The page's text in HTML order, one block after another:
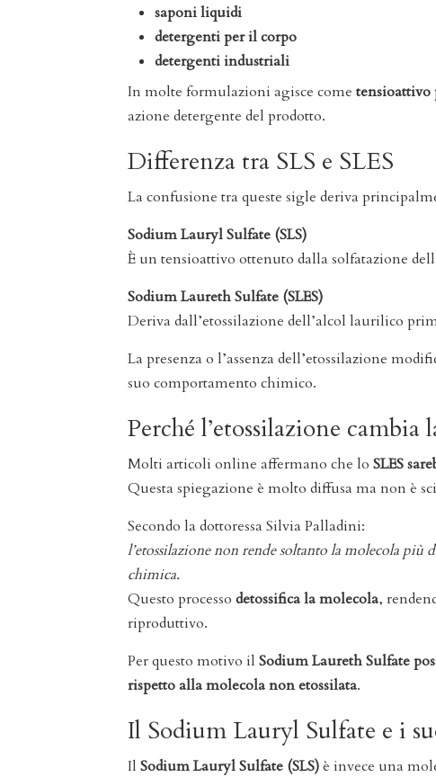
saponi liquidi
detergenti per il corpo
detergenti industriali
In molte formulazioni agisce come
azione detergente del prodotto.
Differenza tra SLS e SLES
La confusione tra queste sigle deriva
Sodium Lauryl Sulfate (SLS)
È un tensioattivo ottenuto dalla solfatazione
Sodium Laureth Sulfate (SLES)
Deriva dall’etossilazione dell’alcol laurilico
La presenza o l’assenza dell’etossilazione
suo comportamento chimico.
Perché l’etossilazione cambia
Molti articoli online affermano che lo SLES
Questa spiegazione è molto diffusa ma non è
Secondo la dottoressa Silvia Palladini:
l’etossilazione non rende soltanto la molecola
chimica.
Questo processo detossifica la molecola,
riproduttivo.
Per questo motivo il Sodium Laureth Sulfate
rispetto alla molecola non etossilata.
Il Sodium Lauryl Sulfate e i
Il Sodium Lauryl Sulfate (SLS)è invece una